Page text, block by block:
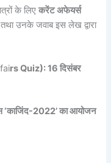
के लिएकरेंट अफेयर्स
उनके जवाब इस लेख द्वारा
rs Quiz): 16 दिसंबर
‘काजिंद-2022’ का आयोजन